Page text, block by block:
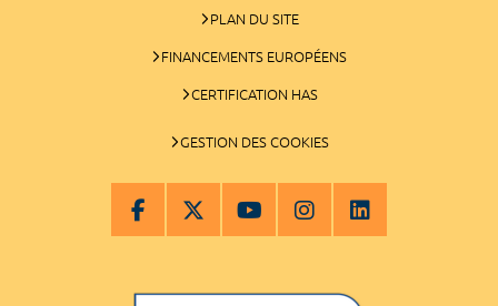
PLAN DU SITE
FINANCEMENTS EUROPÉENS
CERTIFICATION HAS
GESTION DES COOKIES